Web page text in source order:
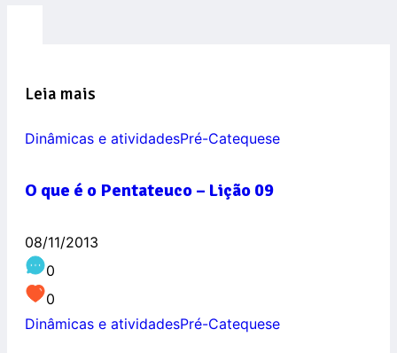
Leia mais
Dinâmicas e atividadesPré-Catequese
O que é o Pentateuco – Lição 09
08/11/2013
0
0
Dinâmicas e atividadesPré-Catequese